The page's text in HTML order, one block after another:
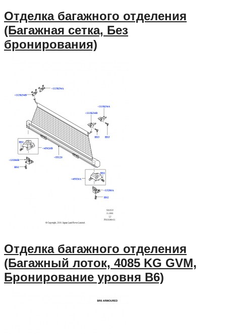
Отделка багажного отделения
(Багажная сетка, Без
бронирования)
Отделка багажного отделения
(Багажный лоток, 4085 KG GVM,
Бронирование уровня B6)